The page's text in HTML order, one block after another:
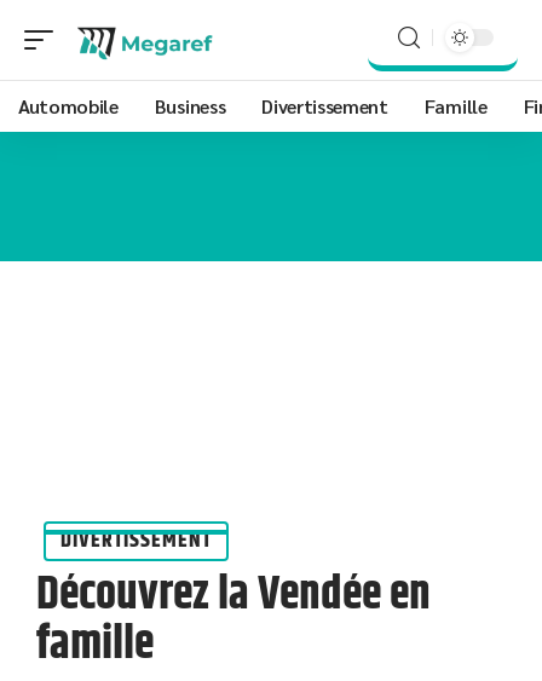
Automobile Business Divertissement Famille
DIVERTISSEMENT
Découvrez la Vendée en
famille